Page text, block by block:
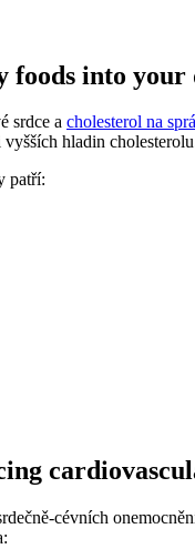
foods into your
srdce a cholesterol na
hladin
patří:
cévních